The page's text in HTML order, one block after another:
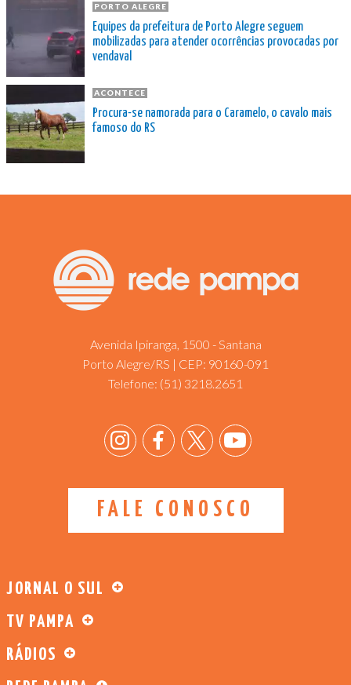
PORTO ALEGRE
Equipes da prefeitura de Porto Alegre seguem
mobilizadas para atender ocorrências provocadas por
vendaval
ACONTECE
Procura-se namorada para o Caramelo, o cavalo mais
famoso do RS
Avenida Ipiranga, 1500 - Santana
Porto Alegre/RS | CEP: 90160-091
Telefone: (51) 3218.2651
FALE CONOSCO
JORNAL O SUL
TV PAMPA
RÁDIOS